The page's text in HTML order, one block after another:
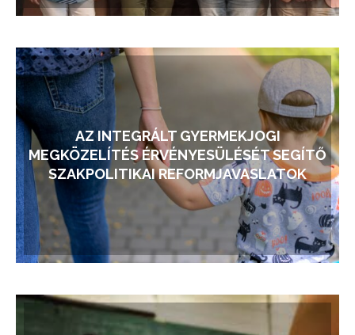
AZ INTEGRÁLT GYERMEKJOGI
MEGKÖZELÍTÉS ÉRVÉNYESÜLÉSÉT SEGÍTŐ
SZAKPOLITIKAI REFORMJAVASLATOK